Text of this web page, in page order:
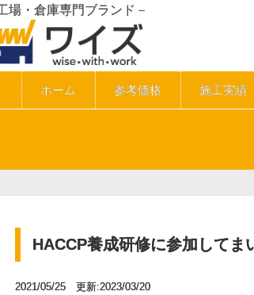
場・倉庫専門ブランド－
ホーム 参考価格 施工実績
HACCP養成研修に参加してま
2021/05/25 更新:2023/03/20